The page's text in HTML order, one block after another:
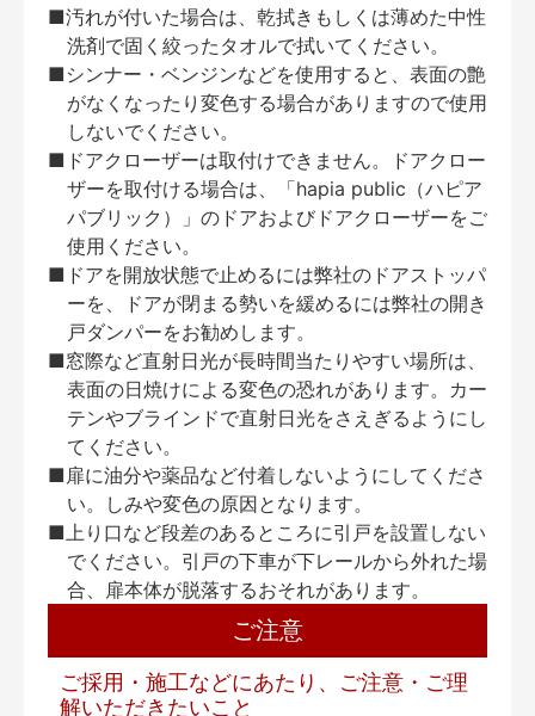
■汚れが付いた場合は、乾拭きもしくは薄めた中性
洗剤で固く絞ったタオルで拭いてください。
■シンナー・ベンジンなどを使用すると、表面の艶
がなくなったり変色する場合がありますので使用
しないでください。
■ドアクローザーは取付けできません。ドアクロー
ザーを取付ける場合は、「hapia public（ハピア
パブリック）」のドアおよびドアクローザーをご
使用ください。
■ドアを開放状態で止めるには弊社のドアストッパ
ーを、ドアが閉まる勢いを緩めるには弊社の開き
戸ダンパーをお勧めします。
■窓際など直射日光が長時間当たりやすい場所は、
表面の日焼けによる変色の恐れがあります。カー
テンやブラインドで直射日光をさえぎるようにし
てください。
■扉に油分や薬品など付着しないようにしてくださ
い。しみや変色の原因となります。
■上り口など段差のあるところに引戸を設置しない
でください。引戸の下車が下レールから外れた場
合、扉本体が脱落するおそれがあります。
ご注意
ご採用・施工などにあたり、ご注意・ご理
解いただきたいこと